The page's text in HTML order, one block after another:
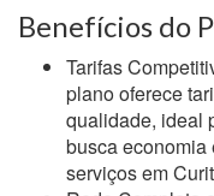
Benefícios do
Tarifas
plano oferece
qualidade, ideal
busca economia
serviços em